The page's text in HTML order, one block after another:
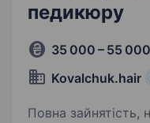
педикюру
35 000 – 55
Kovalchuk.hair
Повна зайнятість,